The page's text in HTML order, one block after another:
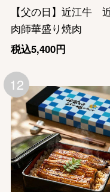
【父の日】近江牛
肉師華盛り焼肉
税込5,400円
12